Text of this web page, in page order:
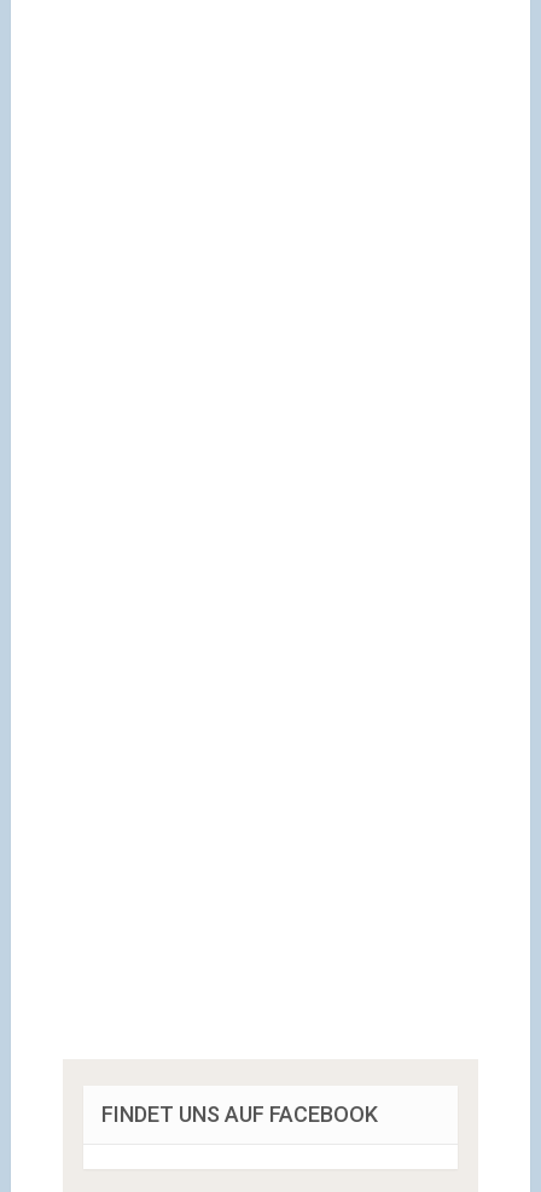
FINDET UNS AUF FACEBOOK